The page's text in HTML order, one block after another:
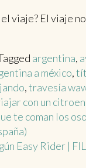
viaje? El viaje
argentina,
a méxico,
,travesía
con un citroen
te coman los
Easy Rider |